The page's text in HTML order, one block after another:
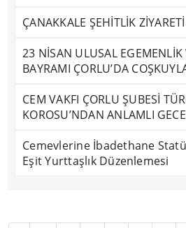
ÇANAKKALE ŞEHİTLİK
23 NİSAN ULUSAL EGEMENLİK
BAYRAMI ÇORLU’DA
CEM VAKFI ÇORLU ŞUBESİ
KOROSU’NDAN ANLAMLI GECE
Cemevlerine İbadethane
Eşit Yurttaşlık Düzenlemesi